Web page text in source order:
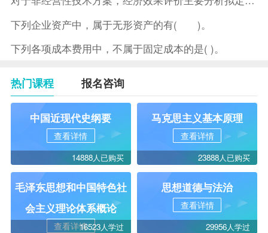
下列企业资产中，属于无形资产的有( )。
下列各项成本费用中，不属于固定成本的是( )。
热门课程 报名咨询
中国近现代史纲要
查看详情
14888人已购买
马克思主义基本原理
查看详情
23888人已购买
毛泽东思想和中国特色社
会主义理论体系概论
查看详情16523人学过
思想道德与法治
查看详情
29956人学过